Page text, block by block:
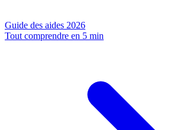
Guide des aides 2026
Tout comprendre en 5 min